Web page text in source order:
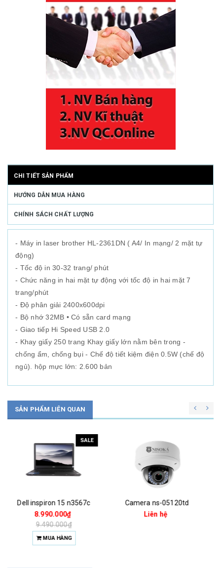
CHI TIẾT SẢN PHẨM
HƯỚNG DẪN MUA HÀNG
CHÍNH SÁCH CHẤT LƯỢNG
- Máy in laser brother HL-2361DN ( A4/ In mạng/ 2 mặt tự
động)
- Tốc độ in 30-32 trang/ phút
- Chức năng in hai mặt tự động với tốc độ in hai mặt 7
trang/phút
- Độ phân giải 2400x600dpi
- Bộ nhớ 32MB • Có sẵn card mạng
- Giao tiếp Hi Speed USB 2.0
- Khay giấy 250 trang Khay giấy lớn nằm bên trong -
chống ẩm, chống bụi - Chế độ tiết kiệm điện 0.5W (chế độ
ngủ). hộp mực lớn: 2.600 bản
SẢN PHẨM LIÊN QUAN
Camera ns-05120td
Liên hệ
Camera ns-05220td
Liên hệ